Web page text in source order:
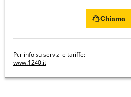
Chiama
Per info su servizi e tariffe:
www.1240.it